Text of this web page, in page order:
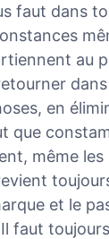
faut dans
au
en
que
même les
et le
faut